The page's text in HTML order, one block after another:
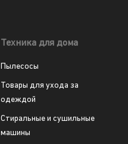
Техника для дома
Пылесосы
Товары для ухода за
одеждой
Стиральные и сушильные
машины